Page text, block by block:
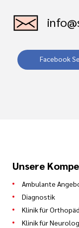
Facebook
Unsere
Ambulante
Diagnostik
Klinik für
Klinik für